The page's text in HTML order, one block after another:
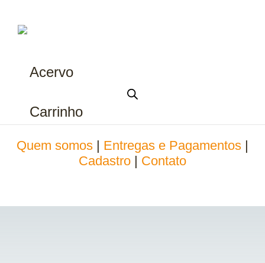
Acervo
Carrinho
Quem somos Entregas e Pagamentos
Cadastro
Contato